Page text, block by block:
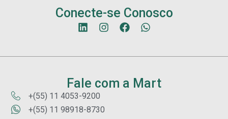
Conecte-se Conosco
Fale com a Mart
+(55) 11 4053-9200
+(55) 11 98918-8730